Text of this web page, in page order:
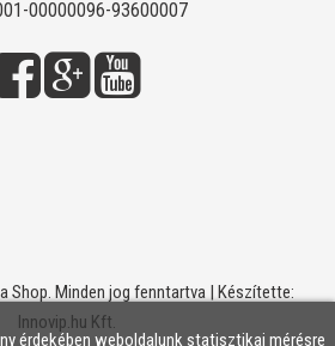
00000096-93600007
Shop. Minden jog fenntartva | Készítette:
Innovip.hu Kft.
érdekében weboldalunk statisztikai mérésre